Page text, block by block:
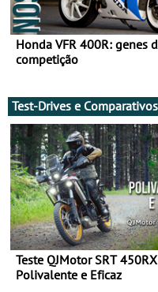
Honda VFR 400R: genes
competição
Test-Drives e Comparativos
Teste QJMotor SRT
Polivalente e Eficaz